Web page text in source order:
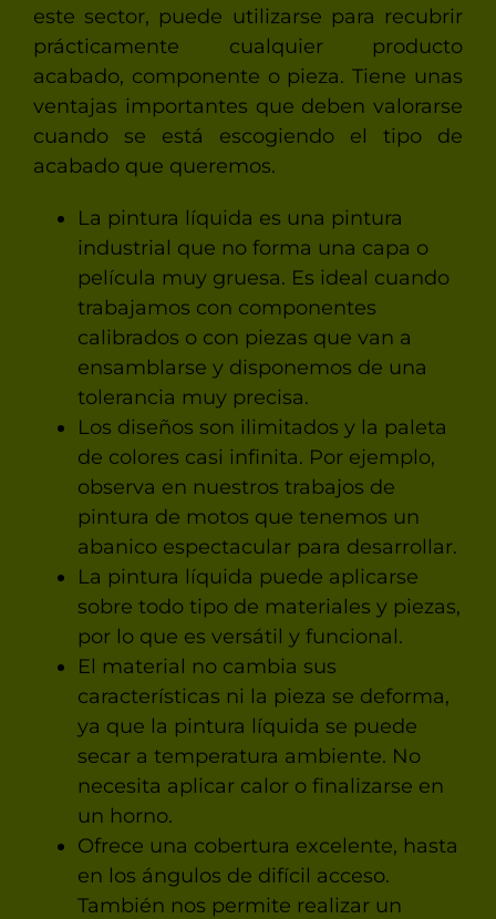
este sector, puede utilizarse para recubrir
prácticamente cualquier producto
acabado, componente o pieza. Tiene unas
ventajas importantes que deben valorarse
cuando se está escogiendo el tipo de
acabado que queremos.
La pintura líquida es una pintura
industrial que no forma una capa o
película muy gruesa. Es ideal cuando
trabajamos con componentes
calibrados o con piezas que van a
ensamblarse y disponemos de una
tolerancia muy precisa.
Los diseños son ilimitados y la paleta
de colores casi infinita. Por ejemplo,
observa en nuestros trabajos de
pintura de motos que tenemos un
abanico espectacular para desarrollar.
La pintura líquida puede aplicarse
sobre todo tipo de materiales y piezas,
por lo que es versátil y funcional.
El material no cambia sus
características ni la pieza se deforma,
ya que la pintura líquida se puede
secar a temperatura ambiente. No
necesita aplicar calor o finalizarse en
un horno.
Ofrece una cobertura excelente, hasta
en los ángulos de difícil acceso.
También nos permite realizar un